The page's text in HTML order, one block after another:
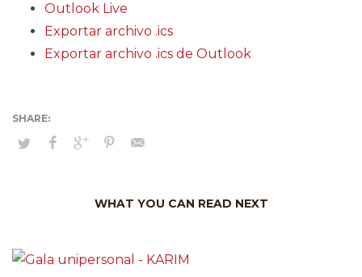
Outlook Live
Exportar archivo .ics
Exportar archivo .ics de Outlook
WHAT YOU CAN READ NEXT